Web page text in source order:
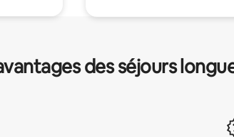
des séjours